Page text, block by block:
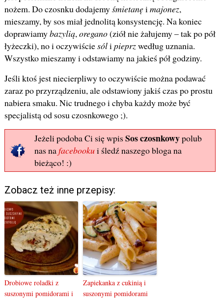
nożem. Do czosnku dodajemyśmietanęi majonez,
mieszamy, by sos miał jednolitą konsystencję. Na koniec
doprawiamybazylią, oregano(ziół nie żałujemy – tak po pół
łyżeczki), no i oczywiściesóli pieprzwedług uznania.
Wszystko mieszamy i odstawiamy na jakieś pół godziny.
Jeśli ktoś jest niecierpliwy to oczywiście można podawać
zaraz po przyrządzeniu, ale odstawiony jakiś czas po prostu
nabiera smaku. Nic trudnego i chyba każdy może być
specjalistą od sosu czosnkowego ;).
Jeżeli podoba Ci się wpisSos czosnkowypolub
nas nafacebookui śledź naszego bloga na
bieżąco! :)
Zobacz też inne przepisy:
Drobiowe roladki z
suszonymi pomidorami i
Zapiekanka z cukinią i
suszonymi pomidorami